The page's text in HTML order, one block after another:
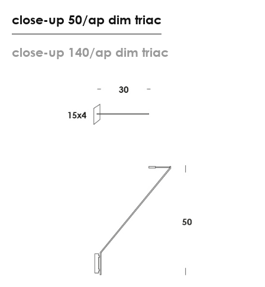
close-up 50/ap dim triac
close-up 140/ap dim triac